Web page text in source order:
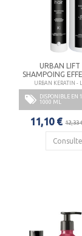
URBAN LIFT
SHAMPOING
URBAN KERATIN -
DISPONIBLE EN
1000 ML
11,10 € 12,33